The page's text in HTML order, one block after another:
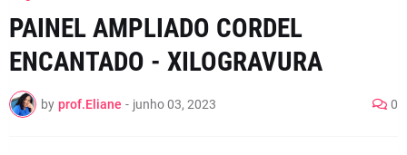
PAINEL AMPLIADO CORDEL
ENCANTADO - XILOGRAVURA
by prof.Eliane - junho 03, 2023 0